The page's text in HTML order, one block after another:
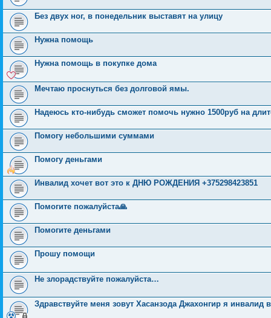
Без двух ног, в понедельник выставят на улицу
Нужна помощь
Нужна помощь в покупке дома
Мечтаю проснуться без долговой ямы.
Надеюсь кто-нибудь сможет помочь нужно 1500руб на
Помогу небольшими суммами
Помогу деньгами
Инвалид хочет вот это к ДНЮ РОЖДЕНИЯ +375298423851
Помогите пожалуйста🙏
Помогите деньгами
Прошу помощи
Не злорадствуйте пожалуйста…
Здравствуйте меня зовут Хасанзода Джахонгир я инвалид